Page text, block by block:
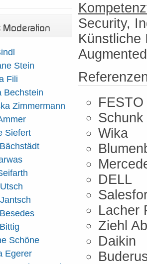
Security,
Künstliche
FESTO
Schunk
Wika
DELL
Lacher
Ziehl
Daikin
Moderation
Stein
Fili
Bechstein
Zimmermann
Siefert
Schöne
Egerer